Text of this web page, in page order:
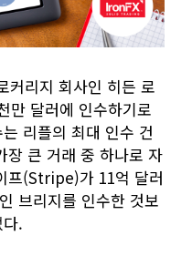
리지 회사인 히든 로
달러에 인수하기로
리플의 최대 인수 건
장 큰 거래 중 하나로 자
프(Stripe)가 11억 달러
브리지를 인수한 것보
.